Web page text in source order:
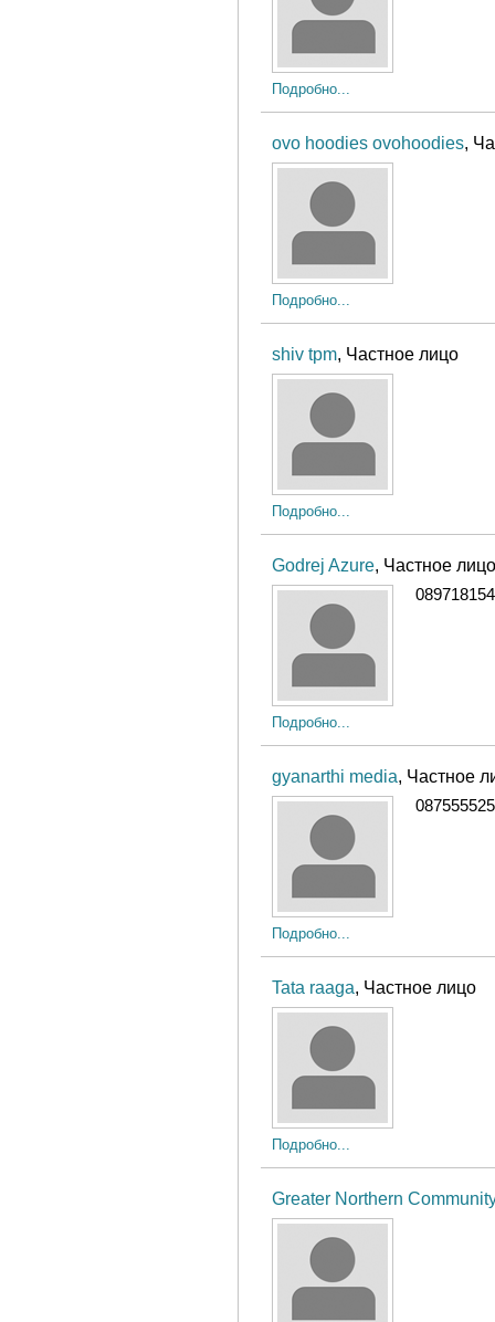
Подробно...
ovo hoodies ovohoodies,
Подробно...
shiv tpm, Частное лицо
Подробно...
Godrej Azure, Частное лицо
Подробно...
gyanarthi media, Частное
Подробно...
Tata raaga, Частное лицо
Подробно...
Greater Northern